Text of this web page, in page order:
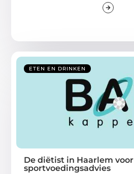
ETEN EN DRINKEN
De diëtist in Haarlem voor
sportvoedingsadvies